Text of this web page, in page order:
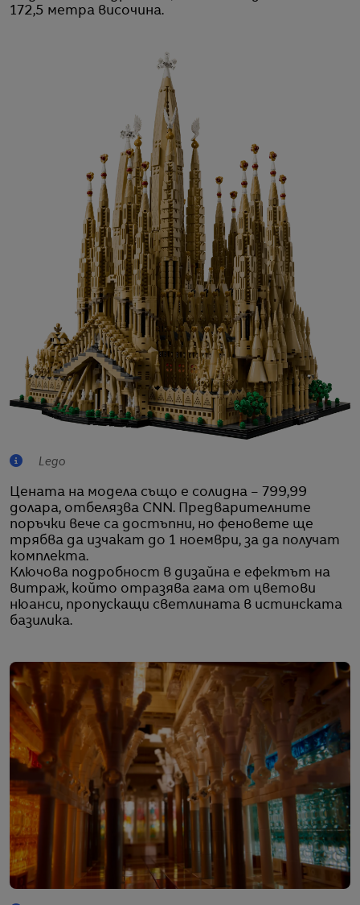
172,5 метра височина.
Lego
Цената на модела също е солидна – 799,99
долара, отбелязва CNN. Предварителните
поръчки вече са достъпни, но феновете ще
трябва да изчакат до 1 ноември, за да получат
комплекта.
Ключова подробност в дизайна е ефектът на
витраж, който отразява гама от цветови
нюанси, пропускащи светлината в истинската
базилика.